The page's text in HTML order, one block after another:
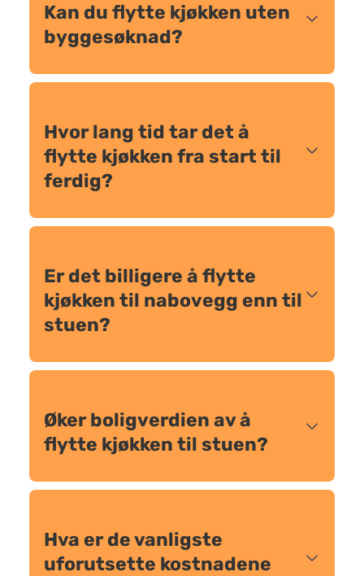
Kan du flytte kjøkken uten
byggesøknad?
Hvor lang tid tar det å
flytte kjøkken fra start til
ferdig?
Er det billigere å flytte
kjøkken til nabovegg enn til
stuen?
Øker boligverdien av å
flytte kjøkken til stuen?
Hva er de vanligste
uforutsette kostnadene